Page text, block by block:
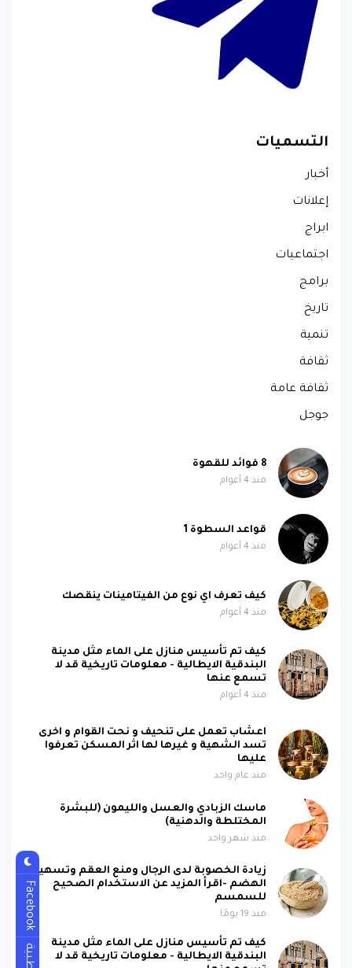
التسميات
أخبار
إعلانات
ابراج
اجتماعيات
برامج
تاريخ
تنمية
ثقافة
ثقافة عامة
جوجل
8 فوائد للقهوة
منذ 4 أعوام
قواعد السطوة 1
منذ 4 أعوام
كيف تعرف اي نوع من الفيتامينات ينقصك
منذ 4 أعوام
كيف تم تأسيس منازل على الماء مثل مدينة
البندقية الايطالية - معلومات تاريخية قد لا
تسمع عنها
منذ 4 أعوام
اعشاب تعمل على تنحيف و نحت القوام و اخرى
تسد الشهية و غيرها لها اثر المسكن تعرفوا
عليها
منذ عام واحد
ماسك الزبادي والعسل والليمون (للبشرة
المختلطة والدهنية)
منذ شهر واحد
زيادة الخصوبة لدى الرجال ومنع العقم وتسهيل
الهضم -اقرأ المزيد عن الاستخدام الصحيح
للسمسم
منذ 19 يومًا
كيف تم تأسيس منازل على الماء مثل مدينة
البندقية الايطالية - معلومات تاريخية قد لا
Facebook
طبية